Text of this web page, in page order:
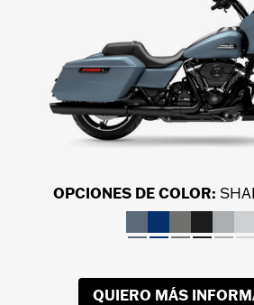
OPCIONES DE COLOR:
QUIERO MÁS